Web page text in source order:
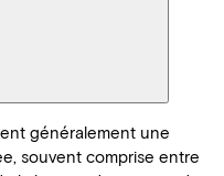
généralement une
souvent comprise entre